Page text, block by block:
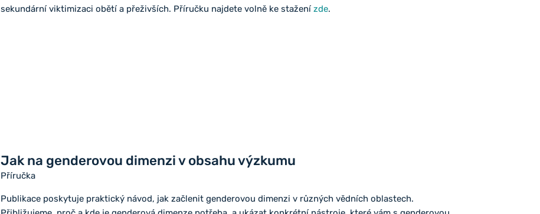
sekundární viktimizaci obětí a přeživších. Příručku najdete volně ke staženízde.
Jak na genderovou dimenzi v obsahu výzkumu
Příručka
Publikace poskytuje praktický návod, jak začlenit genderovou dimenzi v různých vědních oblastech.